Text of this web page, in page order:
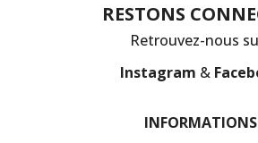
RESTONS
Retrouvez-nous
Instagram &
INFORMATIONS